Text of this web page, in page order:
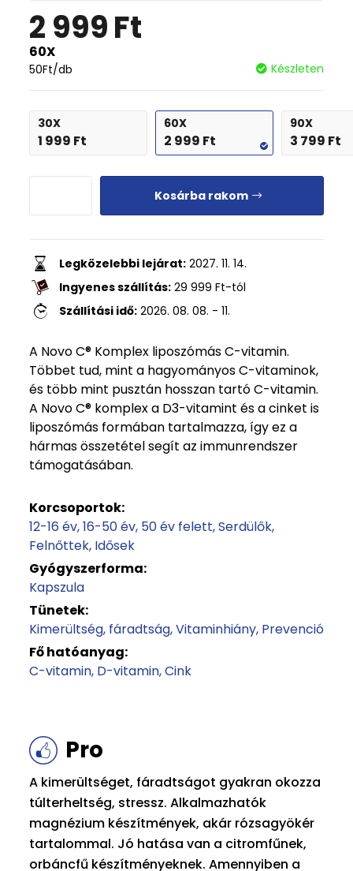
2 999Ft
60X
50Ft/db Készleten
30X
1 999 Ft
60X
2 999 Ft
90X
3 799 Ft
Kosárba rakom
Legközelebbi lejárat: 2027. 11. 14.
Ingyenes szállítás: 29 999 Ft-tól
Szállítási idő: 2026. 08. 08. - 11.
A Novo C® Komplex liposzómás C-vitamin.
Többet tud, mint a hagyományos C-vitaminok,
és több mint pusztán hosszan tartó C-vitamin.
A Novo C® komplex a D3-vitamint és a cinket is
liposzómás formában tartalmazza, így ez a
hármas összetétel segít az immunrendszer
támogatásában.
Korcsoportok:
12-16 év 16-50 év 50 év felett Serdülők
Felnőttek Idősek
Gyógyszerforma:
Kapszula
Tünetek:
Kimerültség, fáradtság Vitaminhiány Prevenció
Fő hatóanyag:
C-vitamin D-vitamin Cink
Pro
A kimerültséget, fáradtságot gyakran okozza
túlterheltség, stressz. Alkalmazhatók
magnézium készítmények, akár rózsagyökér
tartalommal. Jó hatása van a citromfűnek,
orbáncfű készítményeknek. Amennyiben a